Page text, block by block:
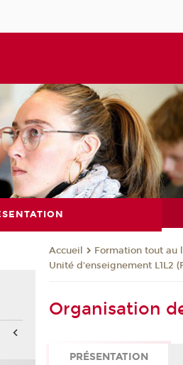
Accueil
Formation tout au
Unité d'enseignement L1L2
Organisation
PRÉSENTATION